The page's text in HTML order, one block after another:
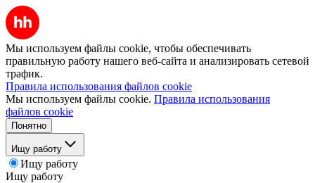
Мы используем файлы cookie, чтобы обеспечивать
правильную работу нашего веб-сайта и анализировать сетевой
трафик.
Правила использования файлов cookie
Мы используем файлы cookie. Правила использования
файлов cookie
Понятно
Ищу работу
Ищу работу
Ищу работу